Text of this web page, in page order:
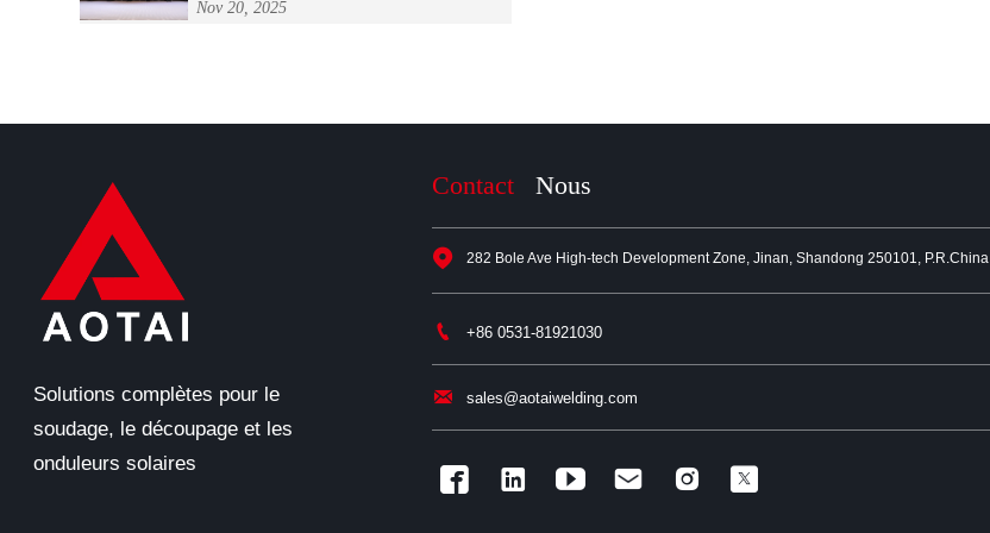
soudage "Welder Master Cup" du
Nov 20, 2025
Solutions complètes pour le
soudage, le découpage et les
onduleurs solaires
Contact Nous
 282 Bole Ave High-tech Development Zone, Jinan, Shandong 250101, P.R.China
 +86 0531-81921030
 sales@aotaiwelding.com
   